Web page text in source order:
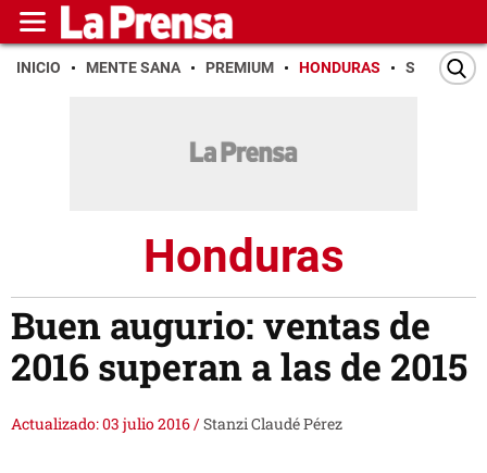
INICIO MENTE SANA PREMIUM HONDURAS SAN PEDRO
Honduras
Buen augurio: ventas de
2016 superan a las de 2015
Actualizado: 03 julio 2016/Stanzi Claudé Pérez